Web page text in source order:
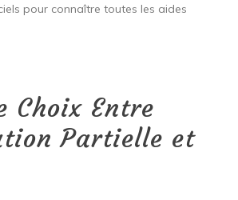
pour connaître toutes les aides
Choix Entre
Partielle et